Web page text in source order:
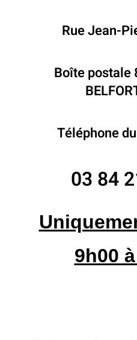
Rue Jean-
Boîte postale
Téléphone
03 84
9h00